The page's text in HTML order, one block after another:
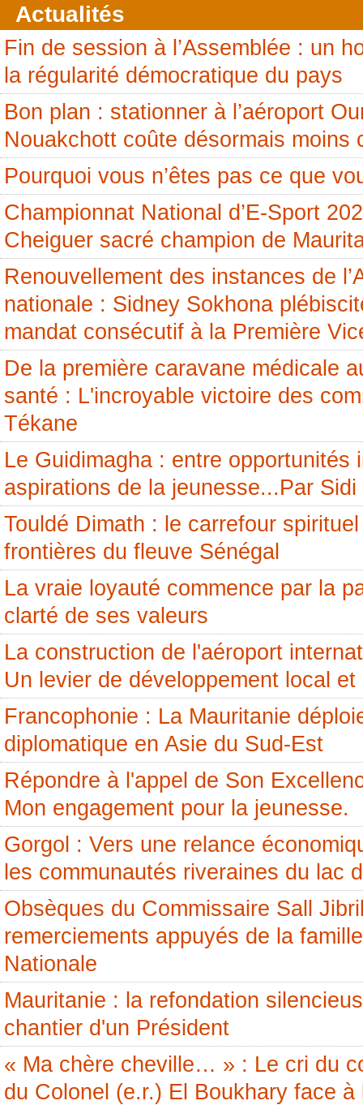
Actualités
Fin de session à l’Assemblée : un
la régularité démocratique du pays
Bon plan : stationner à l’aéroport
Nouakchott coûte désormais moins
Pourquoi vous n’êtes pas ce que
Championnat National d’E-Sport
Cheiguer sacré champion de
Renouvellement des instances de
nationale : Sidney Sokhona
mandat consécutif à la Première
De la première caravane médicale
santé : L'incroyable victoire des
Tékane
Le Guidimagha : entre opportunités
aspirations de la jeunesse...Par
Touldé Dimath : le carrefour
frontières du fleuve Sénégal
La vraie loyauté commence par la
clarté de ses valeurs
La construction de l'aéroport
Un levier de développement local et
Francophonie : La Mauritanie
diplomatique en Asie du Sud-Est
Répondre à l'appel de Son
Mon engagement pour la jeunesse.
Gorgol : Vers une relance
les communautés riveraines du lac
Obsèques du Commissaire Sall
remerciements appuyés de la
Nationale
Mauritanie : la refondation
chantier d'un Président
« Ma chère cheville… » : Le cri du
du Colonel (e.r.) El Boukhary face à